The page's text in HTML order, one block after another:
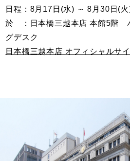
日程：8月17日(水) ～ 8月30日(
於 ：日本橋三越本店 本館5階
グデスク
日本橋三越本店 オフィシャルサイ